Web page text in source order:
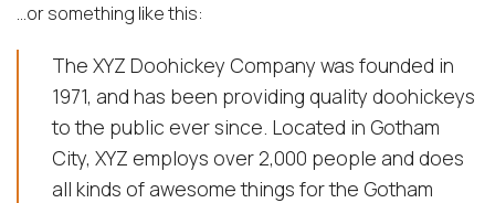
…or something like this:
The XYZ Doohickey Company was founded in
1971, and has been providing quality doohickeys
to the public ever since. Located in Gotham
City, XYZ employs over 2,000 people and does
all kinds of awesome things for the Gotham